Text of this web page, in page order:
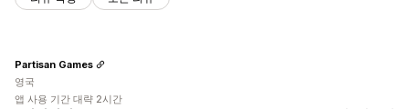
Partisan Games
영국
앱 사용 기간 대략 2시간